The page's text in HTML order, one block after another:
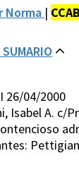
Norma | CCAB
26/04/2000
Isabel A. c/